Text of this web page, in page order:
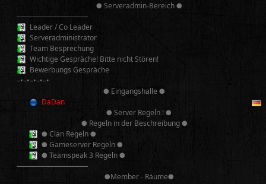
● Serveradmin-Bereich ●
──────────
Leader / Co Leader
Serveradministrator
Team Besprechung
Wichtige Gespräche! Bitte nicht Stören!
Bewerbungs Gespräche
–•–•–•–•–•
● Eingangshalle ●
DaDan
● Server Regeln ! ●
● Regeln in der Beschreibung ●
● Clan Regeln ●
● Gameserver Regeln ●
● Teamspeak 3 Regeln ●
──────────
●Member - Räume●